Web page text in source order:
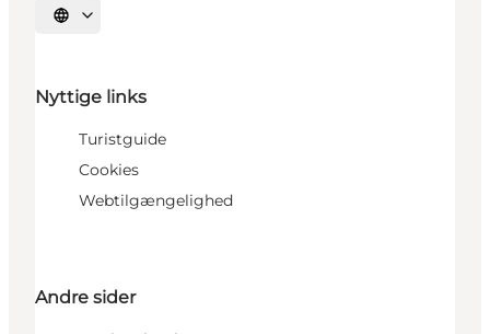
Vælg sprog
Nyttige links
Turistguide
Cookies
Webtilgængelighed
Andre sider